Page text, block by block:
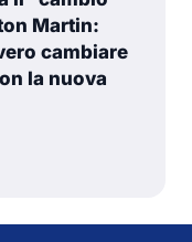
Martin:
cambiare
la nuova